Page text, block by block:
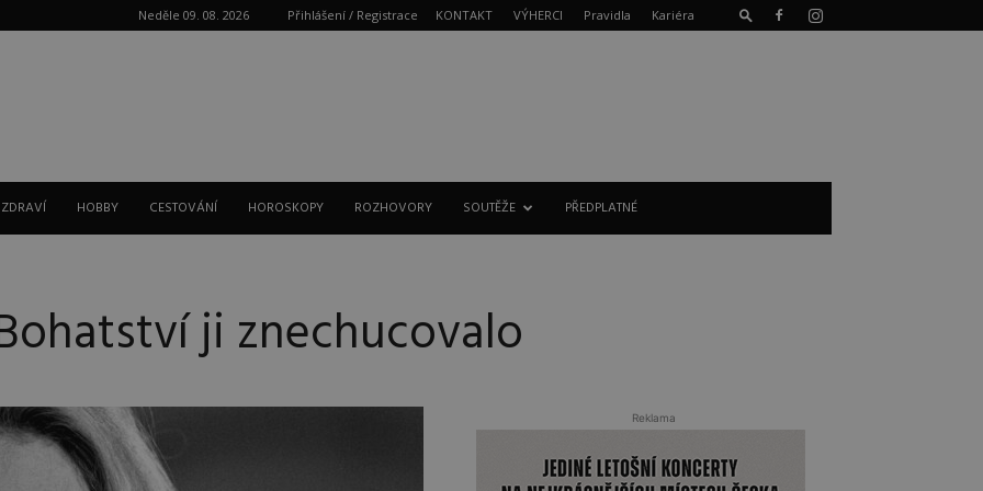
Neděle 09. 08. 2026 Přihlášení / Registrace KONTAKT VÝHERCI Pravidla Kariéra
HOBBY CESTOVÁNÍ HOROSKOPY ROZHOVORY SOUTĚŽE PŘEDPLATNÉ
ji znechucovalo
Reklama